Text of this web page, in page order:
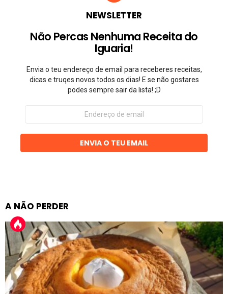
NEWSLETTER
Não Percas Nenhuma Receita do
Iguaria!
Envia o teu endereço de email para receberes receitas,
dicas e truqes novos todos os dias! E se não gostares
podes sempre sair da lista! ;D
Endereço
email
ENVIA O TEU EMAIL
A NÃO PERDER